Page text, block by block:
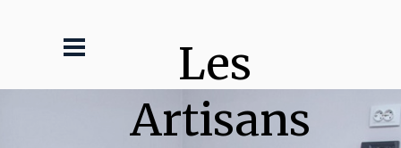
Les
Artisans